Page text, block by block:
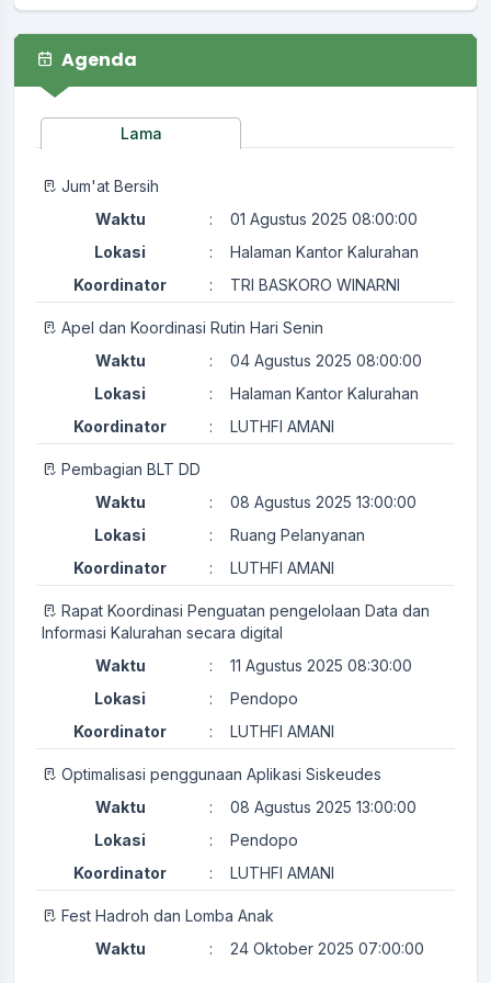
Agenda
Lama
Jum'at Bersih
Waktu
:
01 Agustus 2025 08:00:00
Lokasi
:
Halaman Kantor Kalurahan
Koordinator
: TRI BASKORO WINARNI
Apel dan Koordinasi Rutin Hari Senin
Waktu
:
04 Agustus 2025 08:00:00
Lokasi
:
Halaman Kantor Kalurahan
Koordinator
: LUTHFI AMANI
Pembagian BLT DD
Waktu
:
08 Agustus 2025 13:00:00
Lokasi
:
Ruang Pelanyanan
Koordinator
: LUTHFI AMANI
Rapat Koordinasi Penguatan pengelolaan Data dan
Informasi Kalurahan secara digital
Waktu
:
11 Agustus 2025 08:30:00
Lokasi
:
Pendopo
Koordinator
: LUTHFI AMANI
Optimalisasi penggunaan Aplikasi Siskeudes
Waktu
:
08 Agustus 2025 13:00:00
Lokasi
:
Pendopo
Koordinator
: LUTHFI AMANI
Fest Hadroh dan Lomba Anak
Waktu
:
24 Oktober 2025 07:00:00